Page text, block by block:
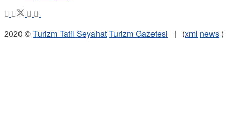
2020 ©Turizm Tatil SeyahatTurizm Gazetesi | (xml news)